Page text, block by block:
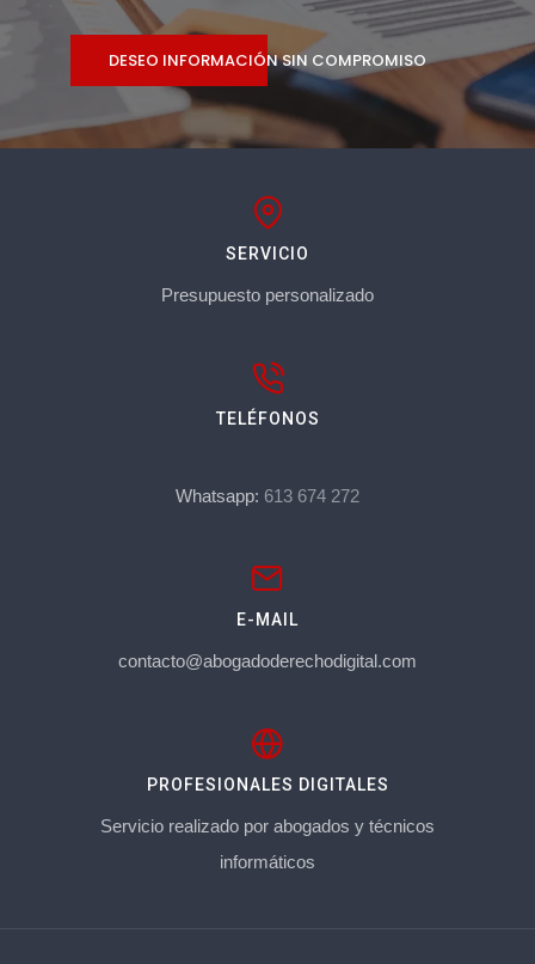
DESEO INFORMACIÓN SIN COMPROMISO
SERVICIO
Presupuesto personalizado
TELÉFONOS
Whatsapp: 613 674 272
E-MAIL
contacto@abogadoderechodigital.com
PROFESIONALES DIGITALES
Servicio realizado por abogados y técnicos
informáticos